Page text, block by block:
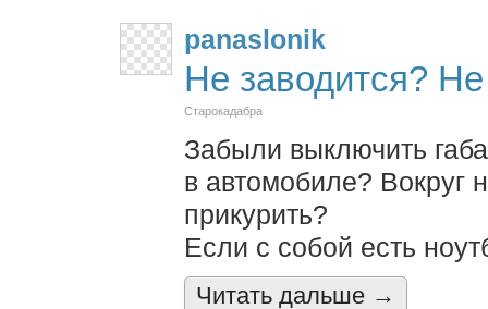
panaslonik
Не заводится?
Старокадабра
Забыли выключить
в автомобиле? Вокруг
прикурить?
Если с собой есть
Читать дальшe →